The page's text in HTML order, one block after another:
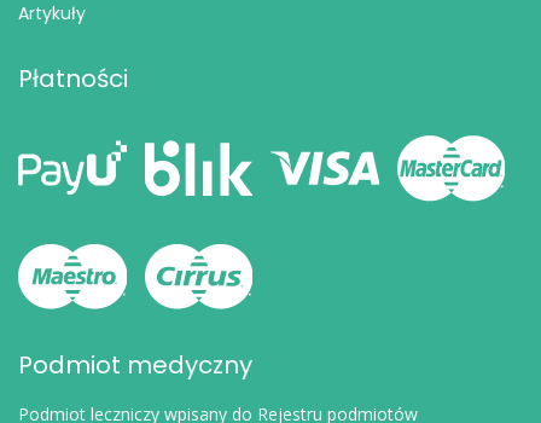
Artykuły
Płatności
Podmiot medyczny
Podmiot leczniczy wpisany do Rejestru podmiotów